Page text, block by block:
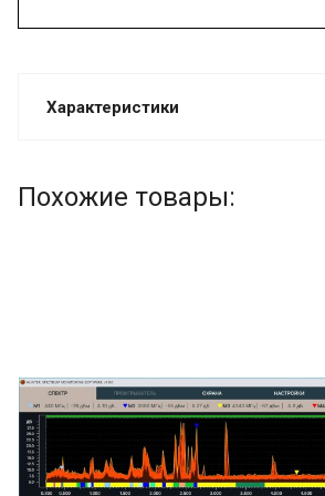
Характеристики
Похожие товары: